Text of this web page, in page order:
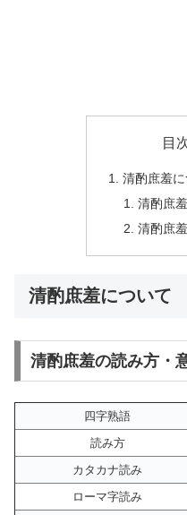
目
清酌庶羞
清酌庶
清酌庶
清酌庶羞について
清酌庶羞の読み方・
四字熟語
読み方
カタカナ読み
ローマ字読み